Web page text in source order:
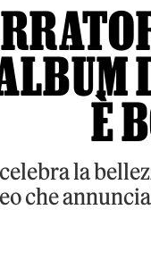
È
la
che annuncia